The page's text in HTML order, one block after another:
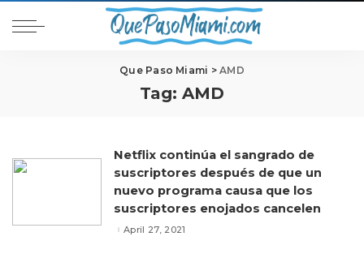
Que Paso Miami >AMD
Tag: AMD
Netflix continúa el sangrado de
suscriptores después de que un
nuevo programa causa que los
suscriptores enojados cancelen
April 27, 2021